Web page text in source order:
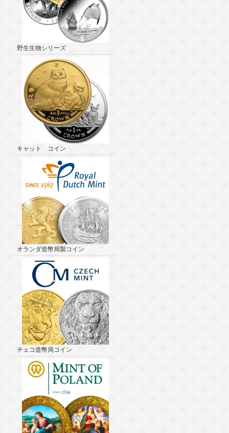
野生生物シリーズ
キャット コイン
オランダ造幣局製コイン
チェコ造幣局コイン